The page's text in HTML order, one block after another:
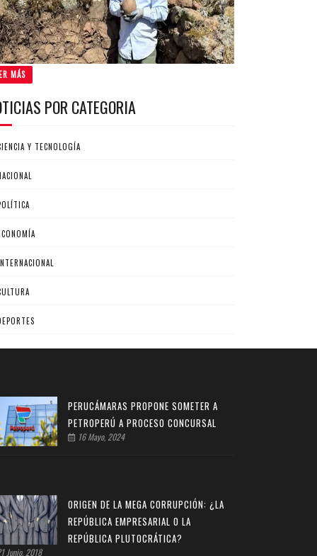
MÁS
POR CATEGORIA
Y TECNOLOGÍA
PERUCÁMARAS PROPONE SOMETER A
PETROPERÚ A PROCESO CONCURSAL
16 Mayo, 2024
ORIGEN DE LA MEGA CORRUPCIÓN: ¿LA
REPÚBLICA EMPRESARIAL O LA
REPÚBLICA PLUTOCRÁTICA?
Junio, 2018